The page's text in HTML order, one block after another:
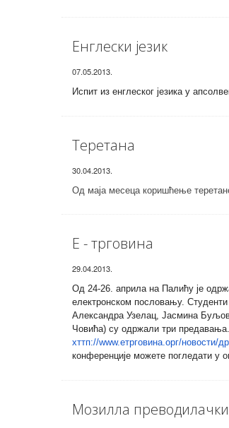
Енглески језик
07.05.2013.
Испит из енглеског језика у
Теретана
30.04.2013.
Од маја месеца коришћење
Е - трговина
29.04.2013.
Од 24-26. априла на Палићу је
електронском пословању.
Александра Узелац, Јасмина
Човића) су одржали три
хттп://www.етрговина.орг/новости/
конференције можете погледати у
Мозилла